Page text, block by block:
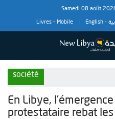
Samedi 08 août
Livres - Mobile English -
société
En Libye,
protestataire rebat